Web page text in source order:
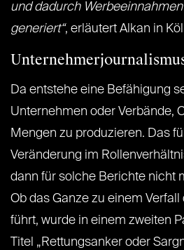
und dadurch
generiert“, erläutert Alkan in
Da entstehe eine Befähigung
Unternehmen oder Verbände,
Mengen zu produzieren. Das
Veränderung im
dann für solche Berichte nicht
Ob das Ganze zu einem
führt, wurde in einem zweiten
Titel „Rettungsanker oder